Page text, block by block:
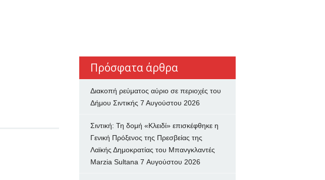
Πρόσφατα άρθρα
Διακοπή ρεύματος αύριο σε περιοχές του
Δήμου Σιντικής 7 Αυγούστου 2026
Σιντική: Τη δομή «Κλειδί» επισκέφθηκε η
Γενική Πρόξενος της Πρεσβείας της
Λαϊκής Δημοκρατίας του Μπανγκλαντές
Marzia Sultana 7 Αυγούστου 2026